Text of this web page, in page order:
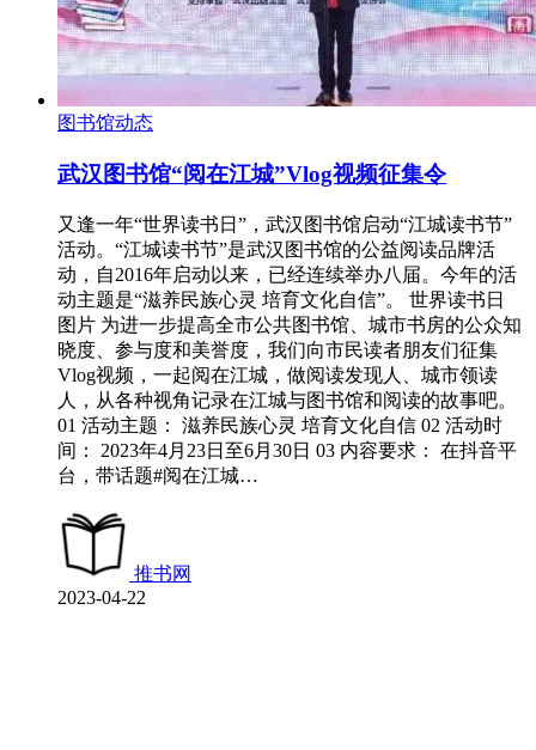
图书馆动态
武汉图书馆“阅在江城”Vlog视频征集令
又逢一年“世界读书日”，武汉图书馆启动“江城读书节”
活动。“江城读书节”是武汉图书馆的公益阅读品牌活
动，自2016年启动以来，已经连续举办八届。今年的活
动主题是“滋养民族心灵 培育文化自信”。 世界读书日
图片 为进一步提高全市公共图书馆、城市书房的公众知
晓度、参与度和美誉度，我们向市民读者朋友们征集
Vlog视频，一起阅在江城，做阅读发现人、城市领读
人，从各种视角记录在江城与图书馆和阅读的故事吧。
01 活动主题： 滋养民族心灵 培育文化自信 02 活动时
间： 2023年4月23日至6月30日 03 内容要求： 在抖音平
台，带话题#阅在江城…
推书网
2023-04-22